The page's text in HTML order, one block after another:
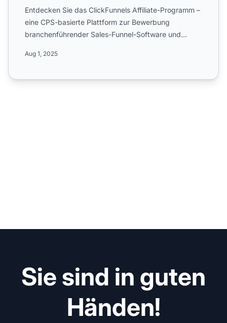
Entdecken Sie das ClickFunnels Affiliate-Programm –
eine CPS-basierte Plattform zur Bewerbung
branchenführender Sales-Funnel-Software und
Aug 1, 2025
Sie sind in guten
Händen!